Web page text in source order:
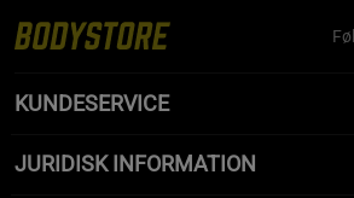
KUNDESERVICE
JURIDISK INFORMATION